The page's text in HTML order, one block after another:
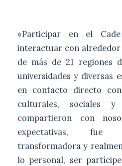
«Participar en el Cade
interactuar con
de más de 21 regiones
universidades y diversas
en contacto directo
culturales, sociales y
compartieron con
expectativas, fue
transformadora y
lo personal, ser